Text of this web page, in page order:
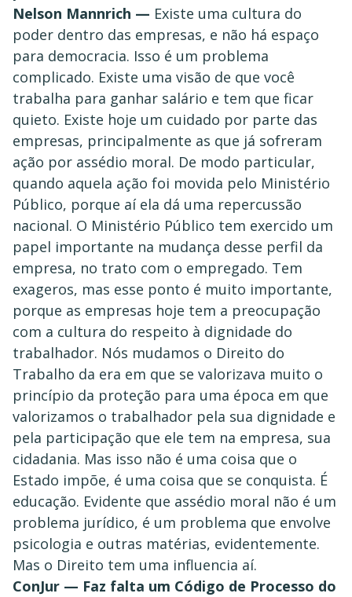
Nelson Mannrich — Existe uma cultura do
poder dentro das empresas, e não há espaço
para democracia. Isso é um problema
complicado. Existe uma visão de que você
trabalha para ganhar salário e tem que ficar
quieto. Existe hoje um cuidado por parte das
empresas, principalmente as que já sofreram
ação por assédio moral. De modo particular,
quando aquela ação foi movida pelo Ministério
Público, porque aí ela dá uma repercussão
nacional. O Ministério Público tem exercido um
papel importante na mudança desse perfil da
empresa, no trato com o empregado. Tem
exageros, mas esse ponto é muito importante,
porque as empresas hoje tem a preocupação
com a cultura do respeito à dignidade do
trabalhador. Nós mudamos o Direito do
Trabalho da era em que se valorizava muito o
princípio da proteção para uma época em que
valorizamos o trabalhador pela sua dignidade e
pela participação que ele tem na empresa, sua
cidadania. Mas isso não é uma coisa que o
Estado impõe, é uma coisa que se conquista. É
educação. Evidente que assédio moral não é um
problema jurídico, é um problema que envolve
psicologia e outras matérias, evidentemente.
Mas o Direito tem uma influencia aí.
ConJur — Faz falta um Código de Processo do